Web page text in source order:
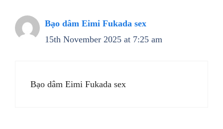
Bạo dâm Eimi Fukada sex
15th November 2025 at 7:25 am
Bạo dâm Eimi Fukada sex